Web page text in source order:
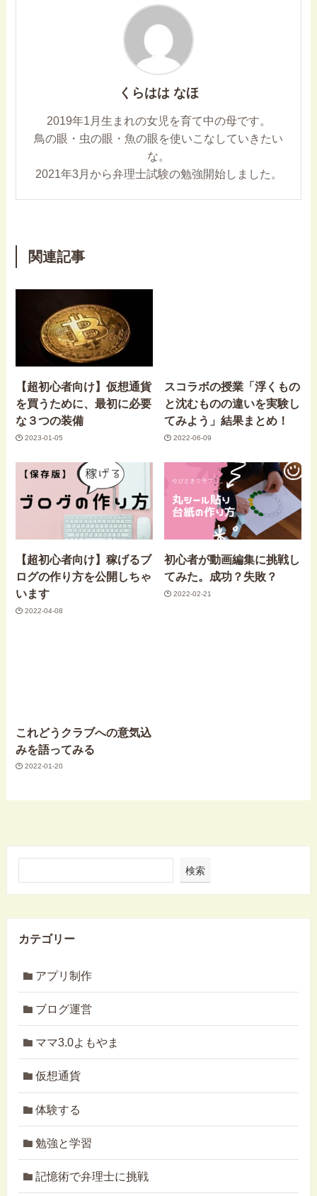
くらはは なほ
2019年1月生まれの女児を育て中の母です。
鳥の眼・虫の眼・魚の眼を使いこなしていきたい
な。
2021年3月から弁理士試験の勉強開始しました。
関連記事
【超初心者向け】仮想通貨
を買うために、最初に必要
な３つの装備
2023-01-05
スコラボの授業「浮くもの
と沈むものの違いを実験し
てみよう」結果まとめ！
2022-06-09
【超初心者向け】稼げるブ
ログの作り方を公開しちゃ
います
2022-04-08
初心者が動画編集に挑戦し
てみた。成功？失敗？
2022-02-21
これどうクラブへの意気込
みを語ってみる
2022-01-20
検索
カテゴリー
アプリ制作
ブログ運営
ママ3.0よもやま
仮想通貨
体験する
勉強と学習
記憶術で弁理士に挑戦